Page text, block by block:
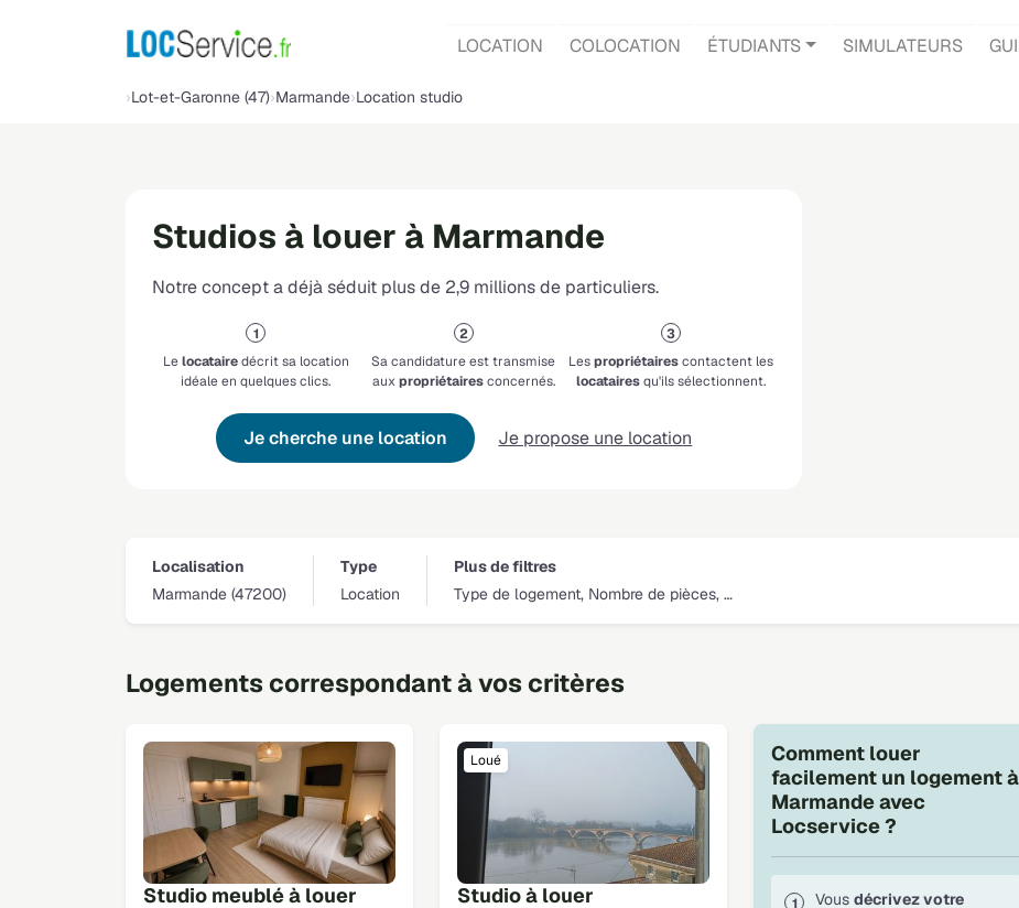
LOCATION COLOCATION ÉTUDIANTS SIMULATEURS
Lot-et-Garonne (47) Marmande Location studio
Studios à louer à Marmande
Notre concept a déjà séduit plus de 2,9 millions de particuliers.
Lelocatairedécrit sa location
idéale en quelques clics.
Sa candidature est transmise
auxpropriétairesconcernés.
Lespropriétairescontactent les
locatairesqu'ils sélectionnent.
Je cherche une location Je propose une location
Localisation
Marmande (47200)
Type
Location
Plus de filtres
Type de logement, Nombre de pièces, …
Logements correspondant à vos critères
Studio meublé à louer Studio à louer
Loué
Comment louer
facilement un logement à
Marmande avec
Locservice ?
Vous décrivez votre